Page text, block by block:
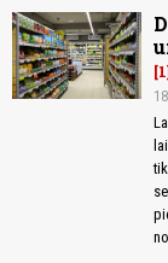
1